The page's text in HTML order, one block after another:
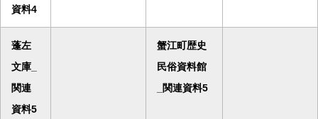
資料4
蓬左
文庫_
関連
資料5
蟹江町歴史
民俗資料館
_関連資料5